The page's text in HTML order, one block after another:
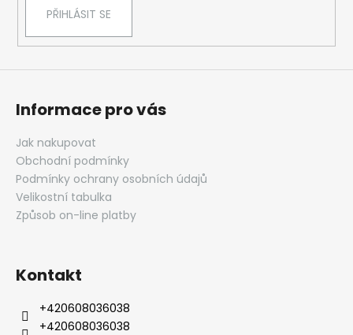
PŘIHLÁSIT SE
Informace pro vás
Jak nakupovat
Obchodní podmínky
Podmínky ochrany osobních údajů
Velikostní tabulka
Způsob on-line platby
Kontakt
‭+420608036038
‭+420608036038